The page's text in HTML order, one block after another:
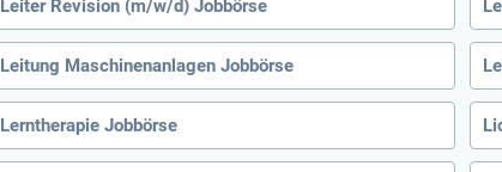
Leiter Revision (m/w/d) Jobbörse
Leitung Maschinenanlagen Jobbörse
Lerntherapie Jobbörse